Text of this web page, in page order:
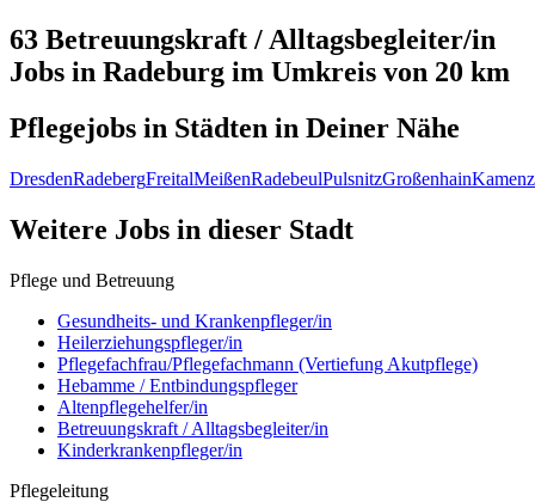
63 Betreuungskraft / Alltagsbegleiter/in
Jobs in Radeburg im Umkreis von 20 km
Pflegejobs in Städten in Deiner Nähe
DresdenRadebergFreitalMeißenRadebeulPulsnitzGroßenhainKamenz
Weitere Jobs in dieser Stadt
Pflege und Betreuung
Gesundheits- und Krankenpfleger/in
Heilerziehungspfleger/in
Pflegefachfrau/Pflegefachmann (Vertiefung Akutpflege)
Hebamme / Entbindungspfleger
Altenpflegehelfer/in
Betreuungskraft / Alltagsbegleiter/in
Kinderkrankenpfleger/in
Pflegeleitung